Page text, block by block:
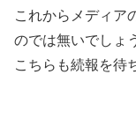
これからメディア
のでは無いでしょ
こちらも続報を待